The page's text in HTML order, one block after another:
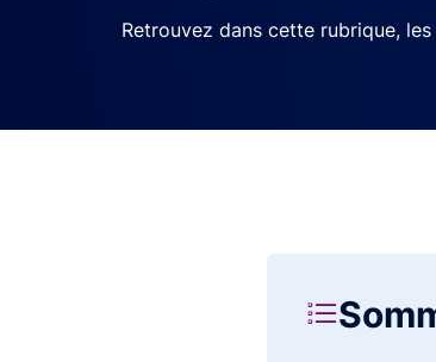
Retrouvez dans cette rubrique,